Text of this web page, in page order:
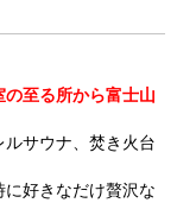
の至る所から富士山
ルサウナ、焚き火台
に好きなだけ贅沢な